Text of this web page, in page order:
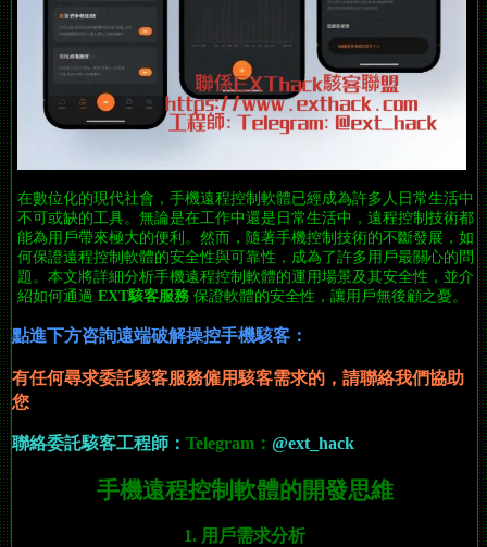
在數位化的現代社會，手機遠程控制軟體已經成為許多人日常生活中
不可或缺的工具。無論是在工作中還是日常生活中，遠程控制技術都
能為用戶帶來極大的便利。然而，隨著手機控制技術的不斷發展，如
何保證遠程控制軟體的安全性與可靠性，成為了許多用戶最關心的問
題。本文將詳細分析手機遠程控制軟體的運用場景及其安全性，並介
紹如何通過 EXT駭客服務 保證軟體的安全性，讓用戶無後顧之憂。
點進下方咨詢遠端破解操控手機駭客：
有任何尋求委託駭客服務僱用駭客需求的 ，請聯絡我們協助
您
聯絡委託駭客工程師： Telegram： @ext_hack
手機遠程控制軟體的開發思維
1. 用戶需求分析